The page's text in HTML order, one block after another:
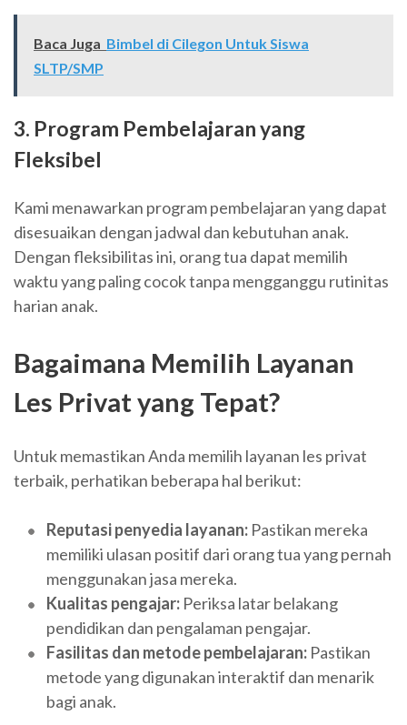
Baca Juga Bimbel di Cilegon Untuk Siswa
SLTP/SMP
3. Program Pembelajaran yang
Fleksibel
Kami menawarkan program pembelajaran yang dapat
disesuaikan dengan jadwal dan kebutuhan anak.
Dengan fleksibilitas ini, orang tua dapat memilih
waktu yang paling cocok tanpa mengganggu rutinitas
harian anak.
Bagaimana Memilih Layanan
Les Privat yang Tepat?
Untuk memastikan Anda memilih layanan les privat
terbaik, perhatikan beberapa hal berikut:
Reputasi penyedia layanan: Pastikan mereka
memiliki ulasan positif dari orang tua yang pernah
menggunakan jasa mereka.
Kualitas pengajar: Periksa latar belakang
pendidikan dan pengalaman pengajar.
Fasilitas dan metode pembelajaran: Pastikan
metode yang digunakan interaktif dan menarik
bagi anak.